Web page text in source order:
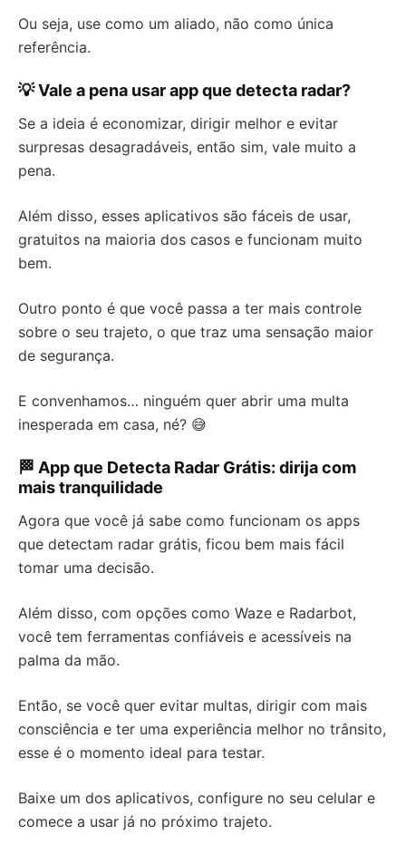
Ou seja, use como um aliado, não como única
referência.
💡 Vale a pena usar app que detecta radar?
Se a ideia é economizar, dirigir melhor e evitar
surpresas desagradáveis, então sim, vale muito a
pena.
Além disso, esses aplicativos são fáceis de usar,
gratuitos na maioria dos casos e funcionam muito
bem.
Outro ponto é que você passa a ter mais controle
sobre o seu trajeto, o que traz uma sensação maior
de segurança.
E convenhamos… ninguém quer abrir uma multa
inesperada em casa, né? 😅
🏁 App que Detecta Radar Grátis: dirija com
mais tranquilidade
Agora que você já sabe como funcionam os apps
que detectam radar grátis, ficou bem mais fácil
tomar uma decisão.
Além disso, com opções como Waze e Radarbot,
você tem ferramentas confiáveis e acessíveis na
palma da mão.
Então, se você quer evitar multas, dirigir com mais
consciência e ter uma experiência melhor no trânsito,
esse é o momento ideal para testar.
Baixe um dos aplicativos, configure no seu celular e
comece a usar já no próximo trajeto.